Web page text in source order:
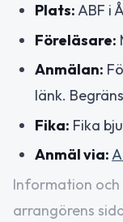
Plats:ABF i
Föreläsare:
Anmälan:
länk.
Fika: Fika
Anmäl via:
Information
arrangörens